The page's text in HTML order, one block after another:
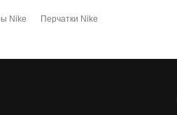
Nike Перчатки Nike